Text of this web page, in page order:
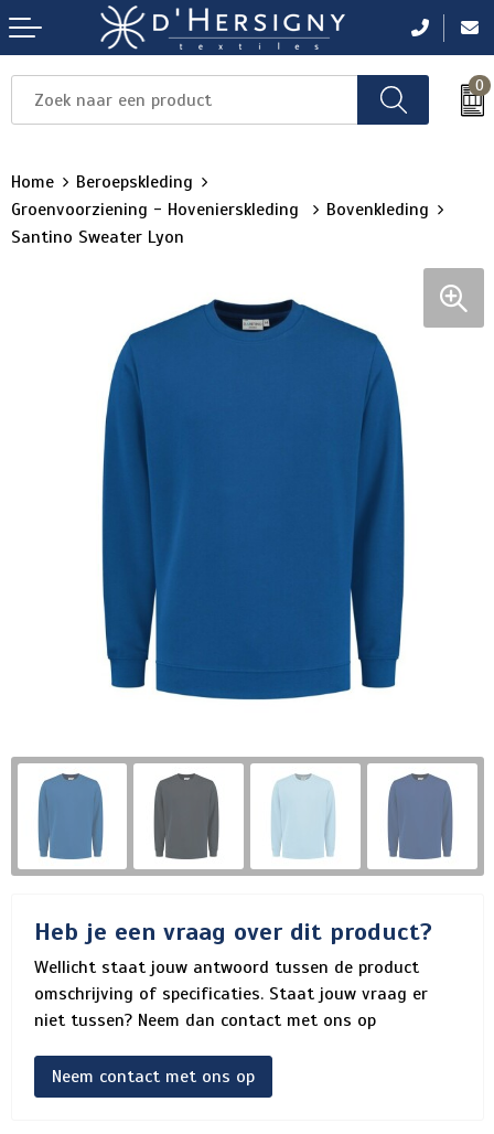
0
Home
Beroepskleding
Groenvoorziening - Hovenierskleding
Bovenkleding
Santino Sweater Lyon
Heb je een vraag over dit product?
Wellicht staat jouw antwoord tussen de product
omschrijving of specificaties. Staat jouw vraag er
niet tussen? Neem dan contact met ons op
Neem contact met ons op